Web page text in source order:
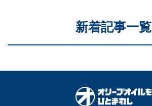
新着記事一覧